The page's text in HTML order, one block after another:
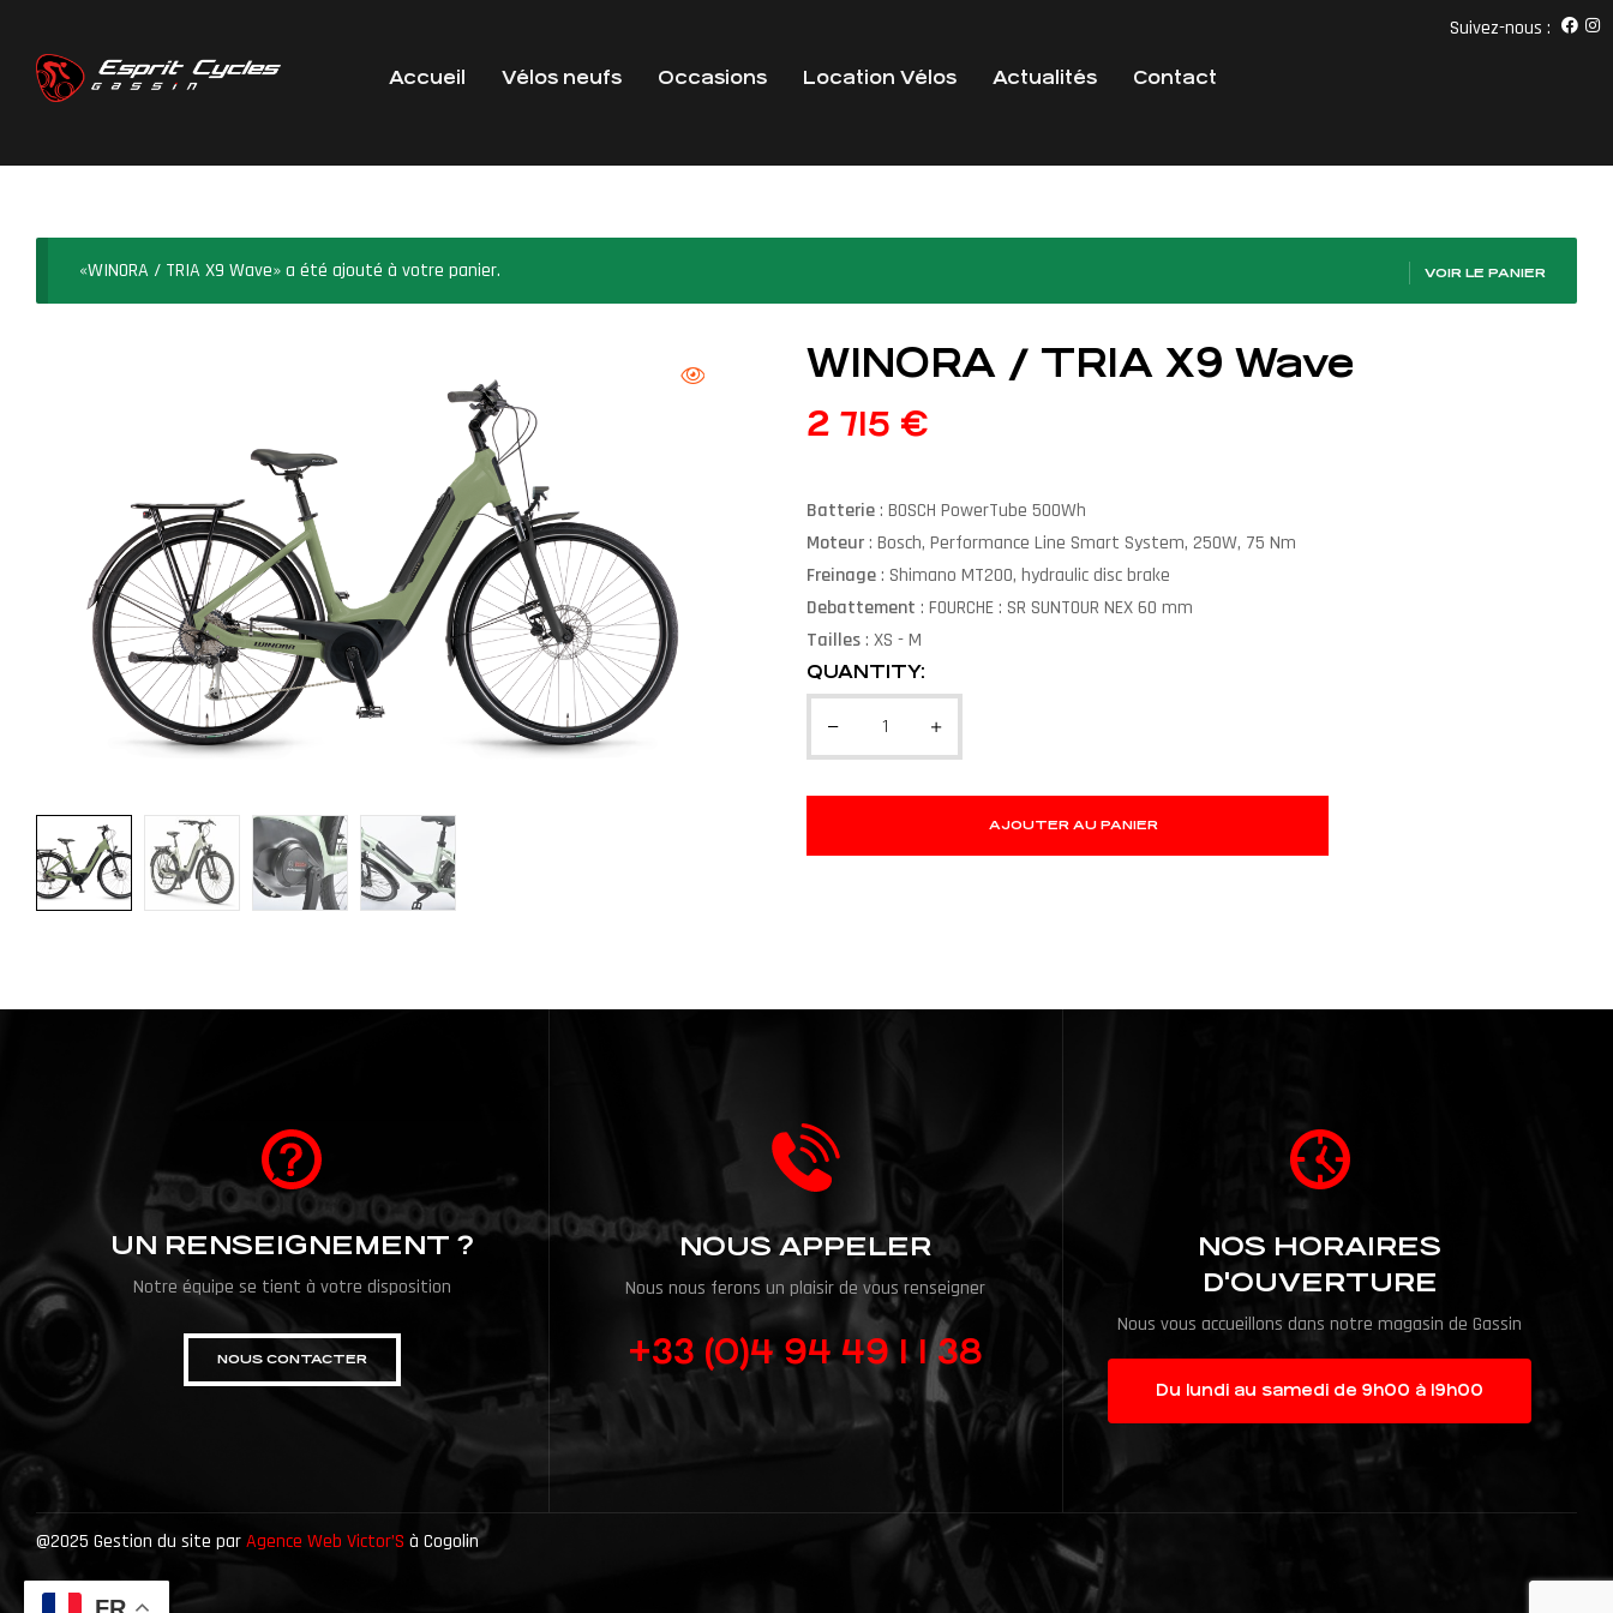
Suivez-nous :
Accueil Vélos neufs Occasions Location Vélos Actualités Contact
VOIR LE PANIER
«WINORA / TRIA X9 Wave» a été ajouté à votre panier.
WINORA / TRIA X9 Wave
2 715 €
Batterie: BOSCH PowerTube 500Wh
Moteur: Bosch, Performance Line Smart System, 250W, 75 Nm
Freinage: Shimano MT200, hydraulic disc brake
Debattement : FOURCHE : SR SUNTOUR NEX 60 mm
Tailles: XS - M
QUANTITY:
AJOUTER AU PANIER
UN RENSEIGNEMENT ?
Notre équipe se tient à votre disposition
NOUS CONTACTER
NOUS APPELER
Nous nous ferons un plaisir de vous renseigner
+33 (0)4 94 49 1 1 38
NOS HORAIRES
D'OUVERTURE
Nous vous accueillons dans notre magasin de Gassin
Du lundi au samedi de 9h00 à 19h00
@2025 Gestion du site parAgence Web Victor’S à Cogolin